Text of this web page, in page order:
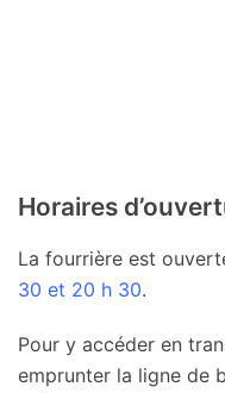
Horaires
La fourrière est
30 et 20 h 30.
Pour y accéder en
emprunter la ligne de